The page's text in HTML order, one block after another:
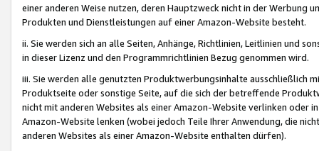
einer anderen Weise nutzen, deren Hauptzweck nicht in der Werbung
Produkten und Dienstleistungen auf einer Amazon-Website besteht.
ii. Sie werden sich an alle Seiten, Anhänge, Richtlinien, Leitlinien und
in dieser Lizenz und den Programmrichtlinien Bezug genommen wird.
iii. Sie werden alle genutzten Produktwerbungsinhalte ausschließlich
Produktseite oder sonstige Seite, auf die sich der betreffende
nicht mit anderen Websites als einer Amazon-Website verlinken oder
Amazon-Website lenken (wobei jedoch Teile Ihrer Anwendung, die
anderen Websites als einer Amazon-Website enthalten dürfen).